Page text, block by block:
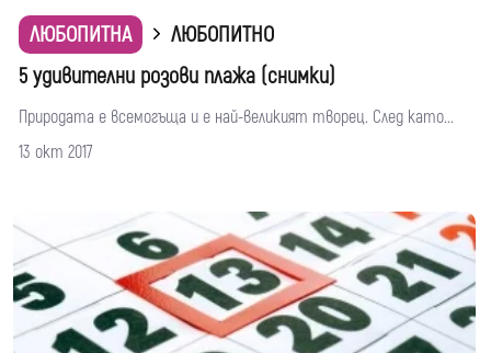
ЛЮБОПИТНА
ЛЮБОПИТНО
5 удивителни розови плажа (снимки)
Природата е всемогъща и е най-великият творец. След като...
13 окт 2017